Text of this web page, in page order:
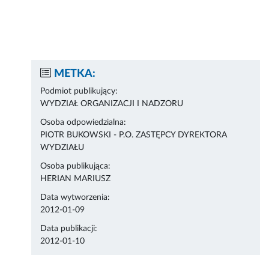
METKA:
Podmiot publikujący:
WYDZIAŁ ORGANIZACJI I NADZORU
Osoba odpowiedzialna:
PIOTR BUKOWSKI - P.O. ZASTĘPCY DYREKTORA
WYDZIAŁU
Osoba publikująca:
HERIAN MARIUSZ
Data wytworzenia:
2012-01-09
Data publikacji:
2012-01-10